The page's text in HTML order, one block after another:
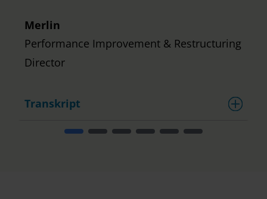
Merlin
Performance Improvement & Restructuring
Director
Transkript